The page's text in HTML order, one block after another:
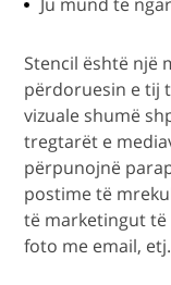
Stencil është një
përdoruesin e tij
vizuale shumë
tregtarët e
përpunojnë
postime të
të marketingut të
foto me email, etj.